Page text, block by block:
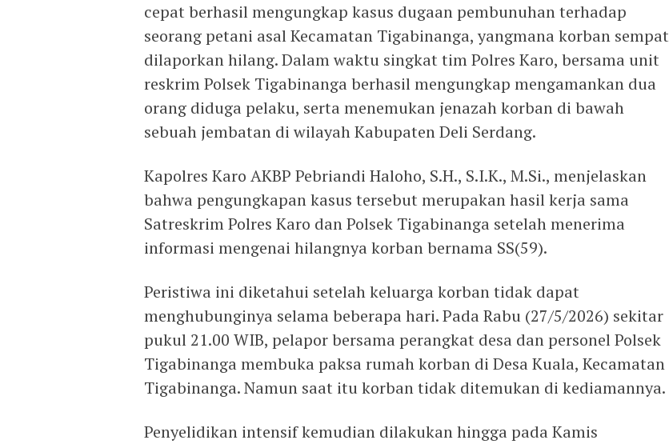
cepat berhasil mengungkap kasus dugaan pembunuhan terhadap
seorang petani asal Kecamatan Tigabinanga, yangmana korban sempat
dilaporkan hilang. Dalam waktu singkat tim Polres Karo, bersama unit
reskrim Polsek Tigabinanga berhasil mengungkap mengamankan dua
orang diduga pelaku, serta menemukan jenazah korban di bawah
sebuah jembatan di wilayah Kabupaten Deli Serdang.
Kapolres Karo AKBP Pebriandi Haloho, S.H., S.I.K., M.Si., menjelaskan
bahwa pengungkapan kasus tersebut merupakan hasil kerja sama
Satreskrim Polres Karo dan Polsek Tigabinanga setelah menerima
informasi mengenai hilangnya korban bernama SS(59).
Peristiwa ini diketahui setelah keluarga korban tidak dapat
menghubunginya selama beberapa hari. Pada Rabu (27/5/2026) sekitar
pukul 21.00 WIB, pelapor bersama perangkat desa dan personel Polsek
Tigabinanga membuka paksa rumah korban di Desa Kuala, Kecamatan
Tigabinanga. Namun saat itu korban tidak ditemukan di kediamannya.
Penyelidikan intensif kemudian dilakukan hingga pada Kamis